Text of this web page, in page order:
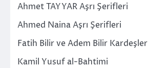
Ahmet TAYYAR Aşrı Şerifleri
Ahmed Naina Aşrı Şerifleri
Fatih Bilir ve Adem Bilir Kardeşler
Kamil Yusuf al-Bahtimi